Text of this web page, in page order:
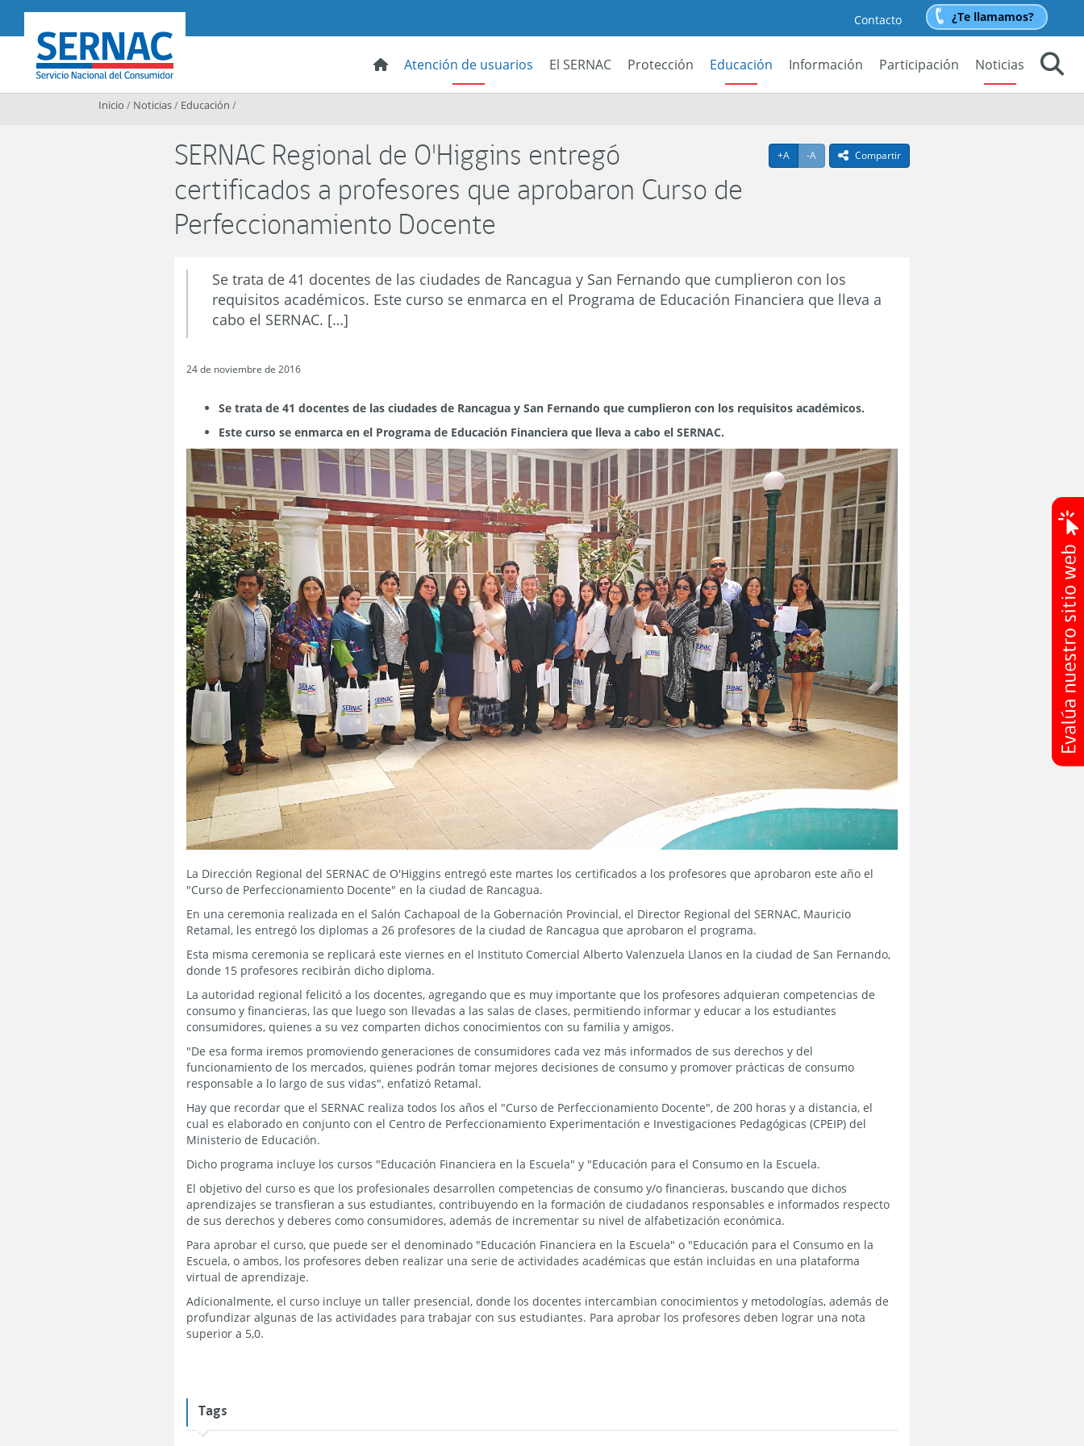
SERNAC
Contacto ¿Te llamamos?
Atención de usuarios El SERNAC Protección Educación Información Participación
Noticias
Inicio / Noticias/ Educación /
+A Agrandar texto
-A Achicar textoicono compartir
Compartir
SERNAC Regional de O'Higgins entregó
certificados a profesores que aprobaron Curso de
Perfeccionamiento Docente
Se trata de 41 docentes de las ciudades de Rancagua y San Fernando que cumplieron con los
requisitos académicos. Este curso se enmarca en el Programa de Educación Financiera que lleva a
cabo el SERNAC. […]
24 de noviembre de 2016
Se trata de 41 docentes de las ciudades de Rancagua y San Fernando que cumplieron con los requisitos académicos.
Este curso se enmarca en el Programa de Educación Financiera que lleva a cabo el SERNAC.
La Dirección Regional del SERNAC de O'Higgins entregó este martes los certificados a los profesores que aprobaron este año el
"Curso de Perfeccionamiento Docente" en la ciudad de Rancagua.
En una ceremonia realizada en el Salón Cachapoal de la Gobernación Provincial, el Director Regional del SERNAC, Mauricio
Retamal, les entregó los diplomas a 26 profesores de la ciudad de Rancagua que aprobaron el programa.
Esta misma ceremonia se replicará este viernes en el Instituto Comercial Alberto Valenzuela Llanos en la ciudad de San Fernando,
donde 15 profesores recibirán dicho diploma.
La autoridad regional felicitó a los docentes, agregando que es muy importante que los profesores adquieran competencias de
consumo y financieras, las que luego son llevadas a las salas de clases, permitiendo informar y educar a los estudiantes
consumidores, quienes a su vez comparten dichos conocimientos con su familia y amigos.
"De esa forma iremos promoviendo generaciones de consumidores cada vez más informados de sus derechos y del
funcionamiento de los mercados, quienes podrán tomar mejores decisiones de consumo y promover prácticas de consumo
responsable a lo largo de sus vidas", enfatizó Retamal.
Hay que recordar que el SERNAC realiza todos los años el "Curso de Perfeccionamiento Docente", de 200 horas y a distancia, el
cual es elaborado en conjunto con el Centro de Perfeccionamiento Experimentación e Investigaciones Pedagógicas (CPEIP) del
Ministerio de Educación.
Dicho programa incluye los cursos "Educación Financiera en la Escuela" y "Educación para el Consumo en la Escuela.
El objetivo del curso es que los profesionales desarrollen competencias de consumo y/o financieras, buscando que dichos
aprendizajes se transfieran a sus estudiantes, contribuyendo en la formación de ciudadanos responsables e informados respecto
de sus derechos y deberes como consumidores, además de incrementar su nivel de alfabetización económica.
Para aprobar el curso, que puede ser el denominado "Educación Financiera en la Escuela" o "Educación para el Consumo en la
Escuela, o ambos, los profesores deben realizar una serie de actividades académicas que están incluidas en una plataforma
virtual de aprendizaje.
Adicionalmente, el curso incluye un taller presencial, donde los docentes intercambian conocimientos y metodologías, además de
profundizar algunas de las actividades para trabajar con sus estudiantes. Para aprobar los profesores deben lograr una nota
superior a 5,0.
Tags